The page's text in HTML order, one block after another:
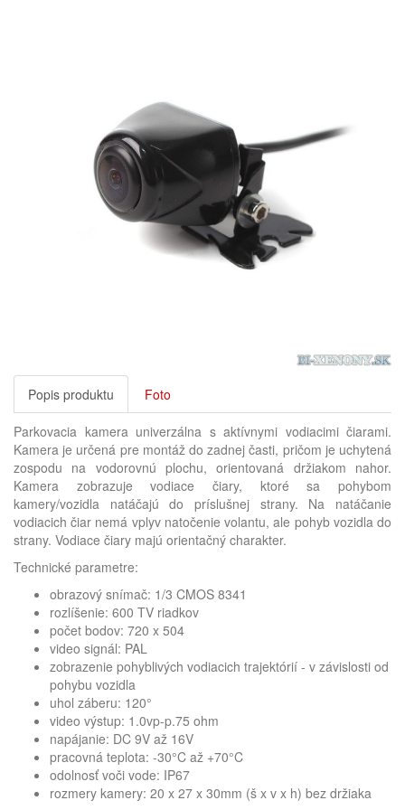
Popis produktu Foto
Parkovacia kamera univerzálna s aktívnymi vodiacimi čiarami.
Kamera je určená pre montáž do zadnej časti, pričom je uchytená
zospodu na vodorovnú plochu, orientovaná držiakom nahor.
Kamera zobrazuje vodiace čiary, ktoré sa pohybom
kamery/vozidla natáčajú do príslušnej strany. Na natáčanie
vodiacich čiar nemá vplyv natočenie volantu, ale pohyb vozidla do
strany. Vodiace čiary majú orientačný charakter.
Technické parametre:
obrazový snímač: 1/3 CMOS 8341
rozlíšenie: 600 TV riadkov
počet bodov: 720 x 504
video signál: PAL
zobrazenie pohyblivých vodiacich trajektórií - v závislosti od
pohybu vozidla
uhol záberu: 120°
video výstup: 1.0vp-p.75 ohm
napájanie: DC 9V až 16V
pracovná teplota: -30°C až +70°C
odolnosť voči vode: IP67
rozmery kamery: 20 x 27 x 30mm (š x v x h) bez držiaka